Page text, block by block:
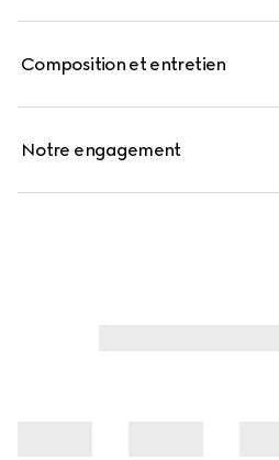
Composition et entretien
Notre engagement